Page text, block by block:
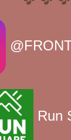
Run